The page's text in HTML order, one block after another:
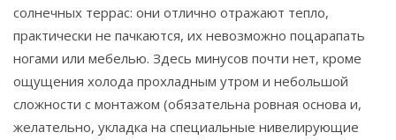
солнечных террас: они отлично отражают тепло,
практически не пачкаются, их невозможно поцарапать
ногами или мебелью. Здесь минусов почти нет, кроме
ощущения холода прохладным утром и небольшой
сложности с монтажом (обязательна ровная основа и,
желательно, укладка на специальные нивелирующие